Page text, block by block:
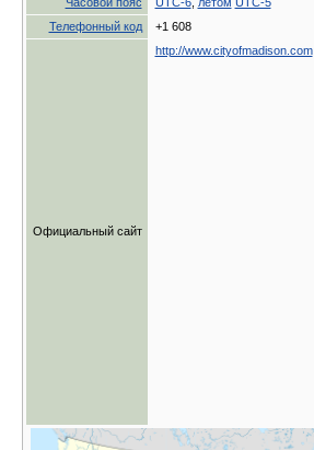
Телефонный код
+1 608
Официальный сайт
http://www.cityofmadison.com